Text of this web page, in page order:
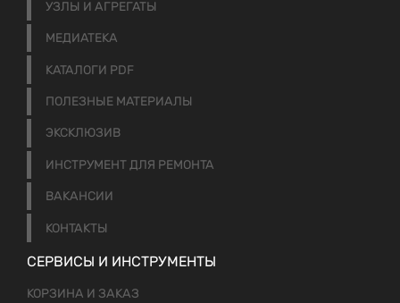
УЗЛЫ И АГРЕГАТЫ
МЕДИАТЕКА
КАТАЛОГИ PDF
ПОЛЕЗНЫЕ МАТЕРИАЛЫ
ЭКСКЛЮЗИВ
ИНСТРУМЕНТ ДЛЯ РЕМОНТА
ВАКАНСИИ
КОНТАКТЫ
СЕРВИСЫ И ИНСТРУМЕНТЫ
КОРЗИНА И ЗАКАЗ